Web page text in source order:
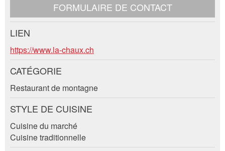
FORMULAIRE DE CONTACT
Contact
Composez un message à la personne de
contact pour cette annonce .
LIEN
https://www.la-chaux.ch
CATÉGORIE
Restaurant de montagne
STYLE DE CUISINE
Cuisine du marché
Cuisine traditionnelle